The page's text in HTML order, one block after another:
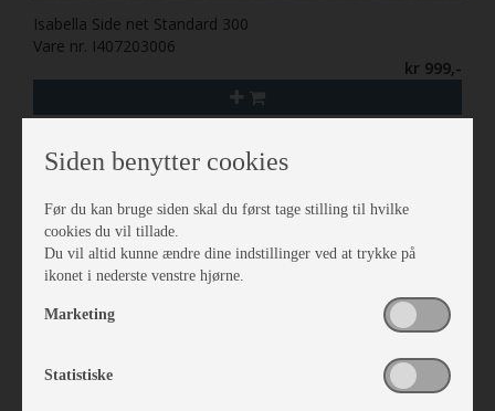
Isabella Side net Standard 300
Vare nr. I407203006
kr 999,-
Siden benytter cookies
Før du kan bruge siden skal du først tage stilling til hvilke
cookies du vil tillade.
Du vil altid kunne ændre dine indstillinger ved at trykke på
ikonet i nederste venstre hjørne.
Marketing
Statistiske